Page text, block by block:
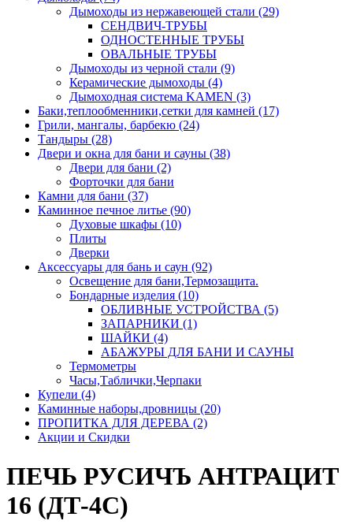
Дымоходы из нержавеющей стали (29)
СЕНДВИЧ-ТРУБЫ
ОДНОСТЕННЫЕ ТРУБЫ
ОВАЛЬНЫЕ ТРУБЫ
Дымоходы из черной стали (9)
Керамические дымоходы (4)
Дымоходная система KAMEN (3)
Баки,теплообменники,сетки для камней (17)
Грили, мангалы, барбекю (24)
Тандыры (28)
Двери и окна для бани и сауны (38)
Двери для бани (2)
Форточки для бани
Камни для бани (37)
Каминное печное литье (90)
Духовые шкафы (10)
Плиты
Дверки
Аксессуары для бань и саун (92)
Освещение для бани,Термозащита.
Бондарные изделия (10)
ОБЛИВНЫЕ УСТРОЙСТВА (5)
ЗАПАРНИКИ (1)
ШАЙКИ (4)
АБАЖУРЫ ДЛЯ БАНИ И САУНЫ
Термометры
Часы,Таблички,Черпаки
Купели (4)
Каминные наборы,дровницы (20)
ПРОПИТКА ДЛЯ ДЕРЕВА (2)
Акции и Скидки
ПЕЧЬ РУСИЧЪ АНТРАЦИТ
16 (ДТ-4С)